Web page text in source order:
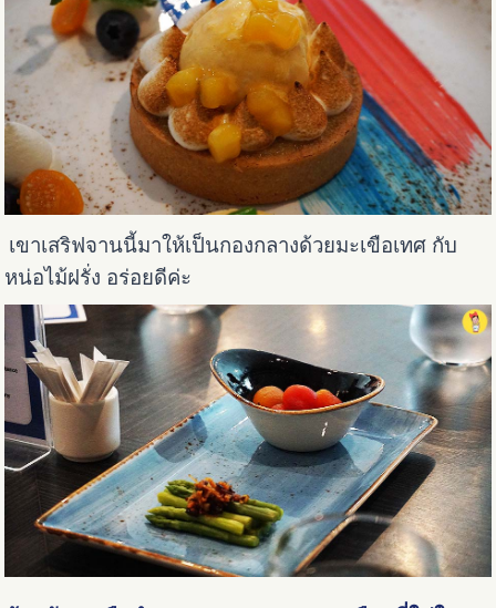
เขาเสริฟจานนี้มาให้เป็นกองกลางด้วยมะเขือเทศ กับ
หน่อไม้ฝรั่ง อร่อยดีค่ะ